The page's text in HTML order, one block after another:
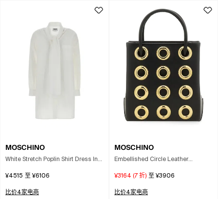
MOSCHINO
White Stretch Poplin Shirt Dress In
¥4515 至 ¥6106
比价4家电商
MOSCHINO
Embellished Circle Leather
¥3164 (7 折) 至 ¥3906
比价4家电商